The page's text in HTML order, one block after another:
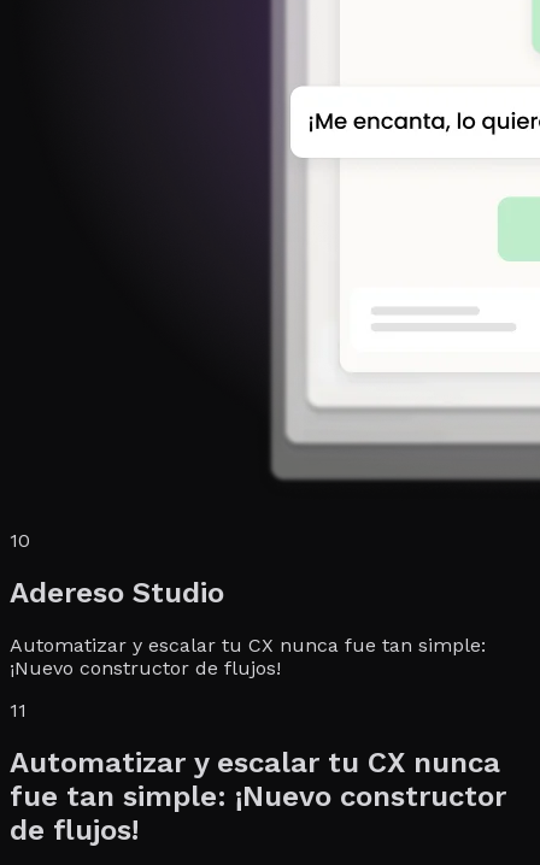
10
Adereso Studio
Automatizar y escalar tu CX nunca fue tan simple:
¡Nuevo constructor de flujos!
11
Automatizar y escalar tu CX nunca
fue tan simple: ¡Nuevo constructor
de flujos!